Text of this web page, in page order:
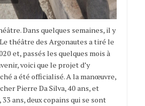
Dans quelques semaines, il y
théâtre des Argonautes a tiré le
et, passés les quelques mois à
voici que le projet d’y
a été officialisé. A la manœuvre,
Pierre Da Silva, 40 ans, et
ans, deux copains qui se sont